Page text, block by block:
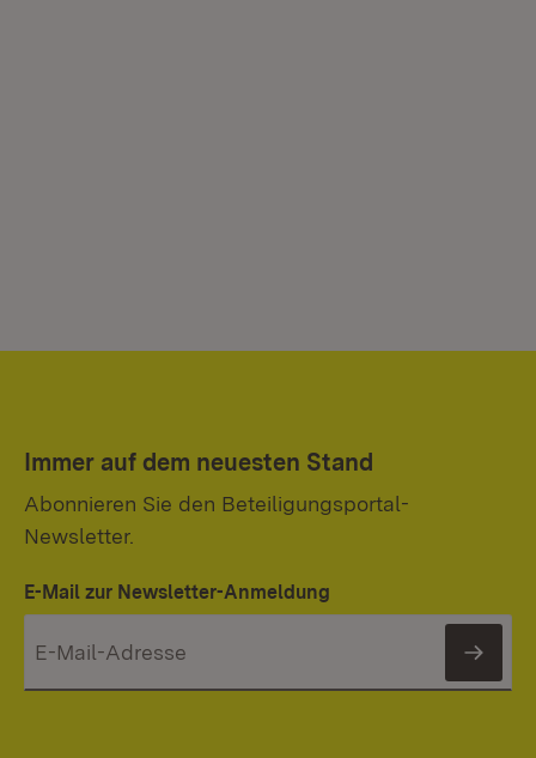
Immer auf dem neuesten Stand
Abonnieren Sie den Beteiligungsportal-
Newsletter.
E-Mail zur Newsletter-Anmeldung